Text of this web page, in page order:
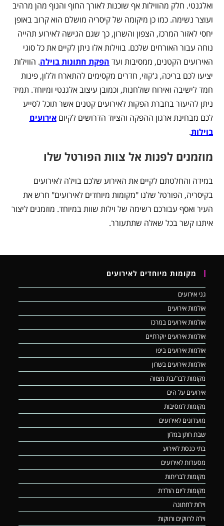
ואלגנטי. חלק מהווילות אף שוכנות לאורך החוף והנוף מהן מרהיב
ועוצר נשימה. כמו כן מיקומה של קיסריה מושלם הוא קרוב באופן
יחסי לאזור המרכז, הצפון והשרון, כך שגם הגישה לאירוע תהייה
נוחה עבור האורחים שלכם. בווילות אלו ניתן לקיים את כל סוגי
האירועים הקטנים, ממסיבות ועד הפקת חתונות בוילה. הווילות
יציעו לכם בריכה, ג'קוזי, חדרים מקסימים להתארח וללון, פינות
חמד לישיבה ואירוח שולחנות, וכמובן עיצוב אלגנטי ומיוחד. תמיד
ניתן להיעזר בחברת הפקות לאירועים קטנים אשר תוכל לסייע
לכם מבחינת ארגון ההפקה והציוד הדרושים לקיוםאירועים
בוילות.
מוזמנים לפנות אל צוות הפורטל שלו
במידה והחלטתם לקיים את האירוע שלכם בוילה לאירועים
בקיסריה, הפורטל שלנו "מקומות מיוחדים לאירועים" חרש את
העיר ואסף עבורכם רשימה של וילות שוות במיוחד. מוזמנים ליצור
איתנו קשר בכל שאלה שתתעורר.
מקומות מיוחדים לאירועים
גני אירועים
אולמות אירועים
אולמות אירועים במרכז
אולמות אירועים יוקרתיים
אולמות אירועים ביפו
אולמות אירועים בשרון
מקומות לבר/בת מצווה
אירועים על הים
מקומות למסיבות
מועדונים לאירועים
שבת חתן במלון
בתי כנסת לאירוע
מסעדות לאירועים
מקומות לבריתות
מקומות ליום הולדת
וילות לחתונה
וילה לרווקים ורווקות